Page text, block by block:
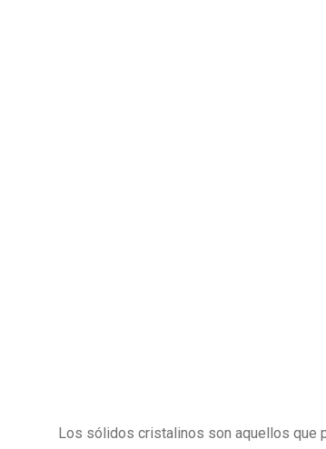
Los sólidos cristalinos son aquellos que